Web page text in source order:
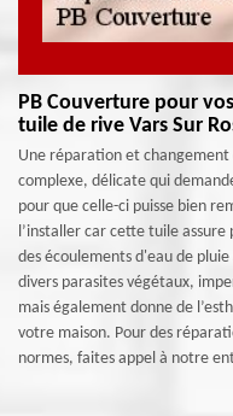
PB Couverture pour
tuile de rive Vars Sur
Une réparation et
complexe, délicate qui
pour que celle-ci puisse bien
l’installer car cette tuile
des écoulements d'eau de
divers parasites végétaux,
mais également donne de
votre maison. Pour des
normes, faites appel à notre